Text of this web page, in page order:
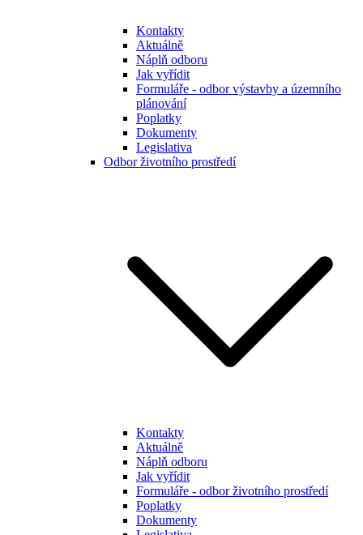
Kontakty
Aktuálně
Náplň odboru
Jak vyřídit
Formuláře - odbor výstavby a územního
plánování
Poplatky
Dokumenty
Legislativa
Odbor životního prostředí
Kontakty
Aktuálně
Náplň odboru
Jak vyřídit
Formuláře - odbor životního prostředí
Poplatky
Dokumenty